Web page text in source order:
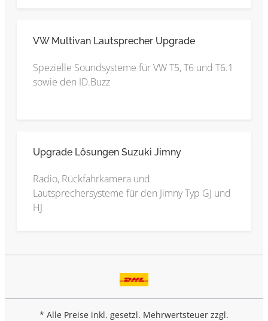
VW Multivan Lautsprecher Upgrade
Spezielle Soundsysteme für VW T5, T6 und T6.1
sowie den ID.Buzz
Upgrade Lösungen Suzuki Jimny
Radio, Rückfahrkamera und
Lautsprechersysteme für den Jimny Typ GJ und
HJ
* Alle Preise inkl. gesetzl. Mehrwertsteuer zzgl.